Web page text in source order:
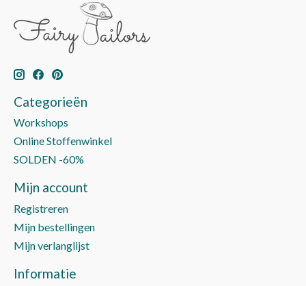
Categorieën
Workshops
Online Stoffenwinkel
SOLDEN -60%
Mijn account
Registreren
Mijn bestellingen
Mijn verlanglijst
Informatie